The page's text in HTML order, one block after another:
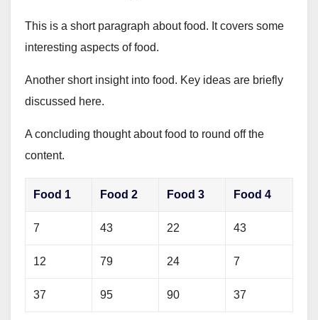
This is a short paragraph about food. It covers some
interesting aspects of food.
Another short insight into food. Key ideas are briefly
discussed here.
A concluding thought about food to round off the
content.
Food 1 Food 2 Food 3 Food 4
7 43 22 43
12 79 24 7
37 95 90 37